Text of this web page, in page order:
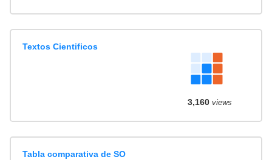
Textos Cientificos
3,160views
Tabla comparativa de SO